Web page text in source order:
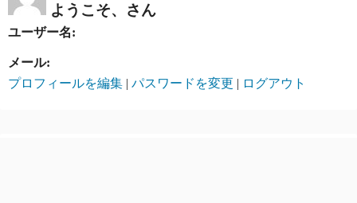
ようこそ、さん
ユーザー名:
メール:
プロフィールを編集 | パスワードを変更 | ログアウト